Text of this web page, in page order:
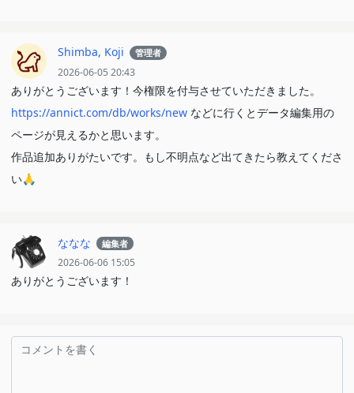
Shimba, Koji 管理者
2026-06-05 20:43
ありがとうございます！今権限を付与させていただきました。
https://annict.com/db/works/new などに行くとデータ編集用の
ページが見えるかと思います。
作品追加ありがたいです。もし不明点など出てきたら教えてくださ
い🙏
ななな 編集者
2026-06-06 15:05
ありがとうございます！